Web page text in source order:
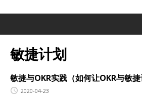
敏捷计划
敏捷与OKR实践（如何让OKR与敏捷
2020-04-23